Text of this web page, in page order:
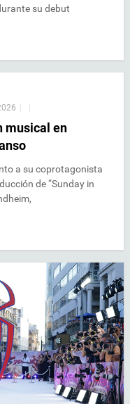
su debut
musical en
a su coprotagonista
de “Sunday in